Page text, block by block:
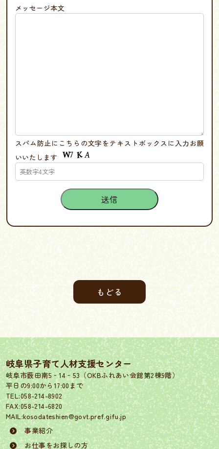
メッセージ本文
スパム防止にこちらの文字をテキストボックスに入力お願
いいたします
もどる
岐阜県子育て人材支援センター
岐阜市薮田南5‐14‐53（OKBふれあい会館第2棟9階）
平日の9:00から17:00まで
TEL:058-214-8902
FAX:058-214-6820
MAIL:kosodateshien@govt.pref.gifu.jp
事業紹介
お仕事をお探しの方